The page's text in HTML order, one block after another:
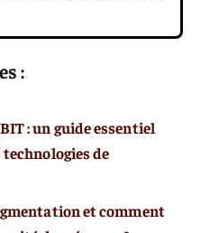
:
: un guide essentiel
de
et comment